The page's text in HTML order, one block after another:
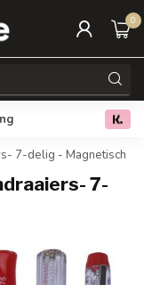
0
Free
7-delig - Magnetisch
7-